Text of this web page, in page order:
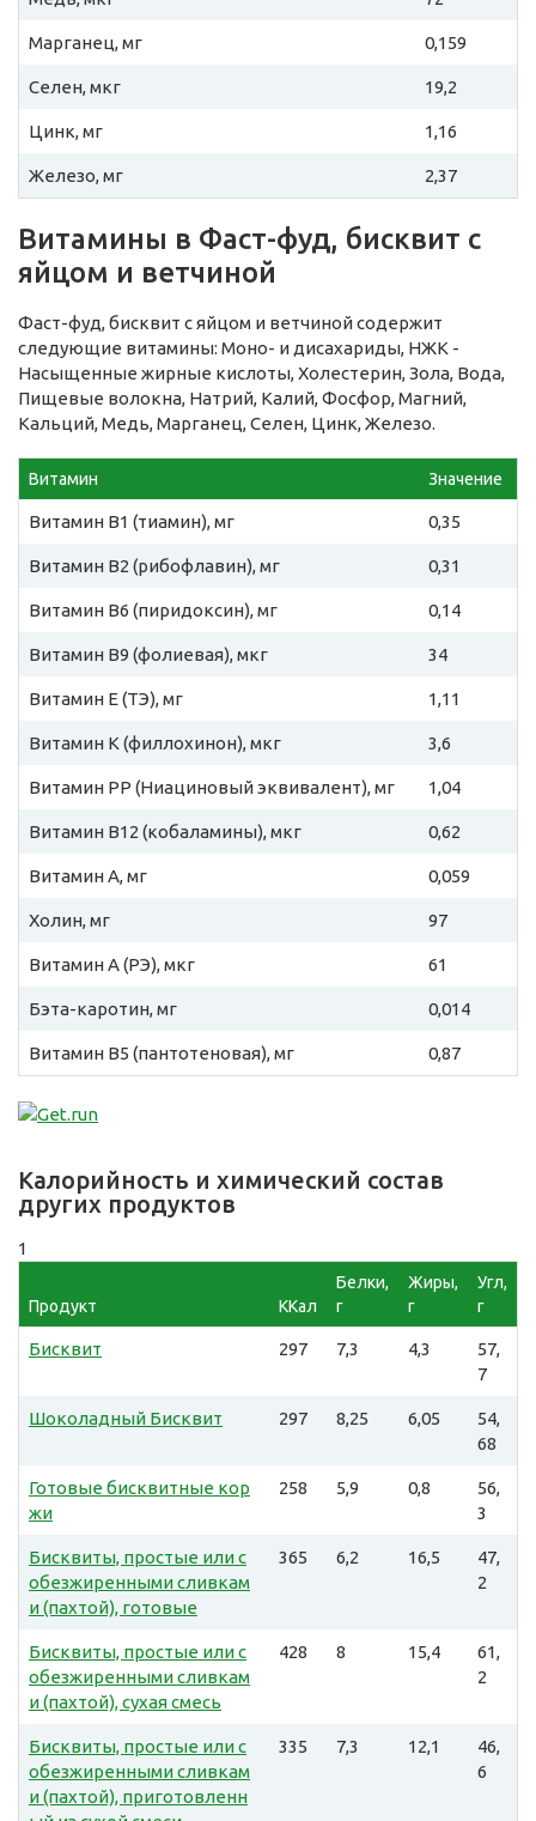
Марганец, мг 0,159
Селен, мкг 19,2
Цинк, мг 1,16
Железо, мг 2,37
Витамины в Фаст-фуд, бисквит с
яйцом и ветчиной
Фаст-фуд, бисквит с яйцом и ветчиной содержит
следующие витамины: Моно- и дисахариды, НЖК -
Насыщенные жирные кислоты, Холестерин, Зола, Вода,
Пищевые волокна, Натрий, Калий, Фосфор, Магний,
Кальций, Медь, Марганец, Селен, Цинк, Железо.
Витамин Значение
Витамин B1 (тиамин), мг 0,35
Витамин B2 (рибофлавин), мг 0,31
Витамин B6 (пиридоксин), мг 0,14
Витамин B9 (фолиевая), мкг 34
Витамин E (ТЭ), мг 1,11
Витамин К (филлохинон), мкг 3,6
Витамин PP (Ниациновый эквивалент), мг 1,04
Витамин B12 (кобаламины), мкг 0,62
Витамин A, мг 0,059
Холин, мг 97
Витамин A (РЭ), мкг 61
Бэта-каротин, мг 0,014
Витамин B5 (пантотеновая), мг 0,87
Калорийность и химический состав
других продуктов
1
Продукт ККал
Белки,
г
Жиры,
г
Угл,
г
Бисквит 297 7,3 4,3
57,
7
Шоколадный Бисквит 297 8,25 6,05
54,
68
Готовые бисквитные кор
жи
258 5,9 0,8
56,
3
Бисквиты, простые или с
обезжиренными сливкам
и (пахтой), готовые
365 6,2 16,5
47,
2
Бисквиты, простые или с
обезжиренными сливкам
и (пахтой), сухая смесь
428 8 15,4
61,
2
Бисквиты, простые или с
обезжиренными сливкам
и (пахтой), приготовленн
335 7,3 12,1
46,
6